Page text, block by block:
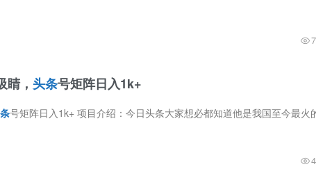
7
， 头条号矩阵日入1k+
号矩阵日入1k+ 项目介绍：今日头条大家想必都知道他是我国至今最火的一个新闻平台，如今的今日头条的平台规则也推出0粉发视频拿收益规则，适合刚刚接触互
4